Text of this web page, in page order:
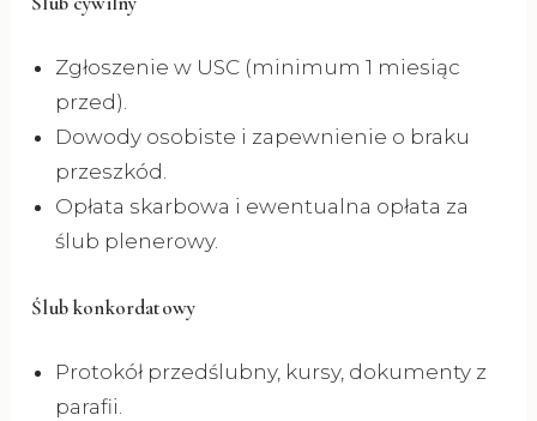
Zgłoszenie w USC (minimum 1 miesiąc
przed).
Dowody osobiste i zapewnienie o braku
przeszkód.
Opłata skarbowa i ewentualna opłata za
ślub plenerowy.
Ślub konkordatowy
Protokół przedślubny, kursy, dokumenty z
parafii.